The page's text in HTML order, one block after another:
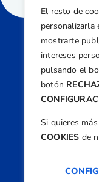
El resto de
personalizarla
mostrarte
intereses
pulsando el
botón
Si quieres
COOKIES de